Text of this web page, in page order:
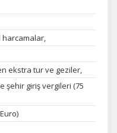
harcamalar,
ekstra tur ve geziler,
şehir giriş vergileri (75